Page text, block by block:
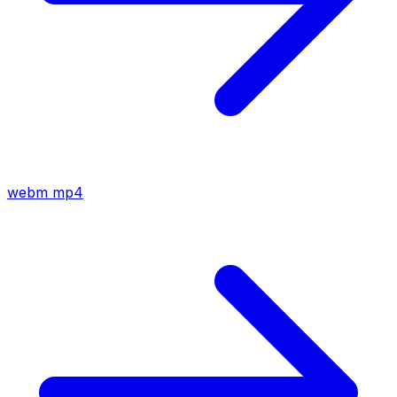
webm mp4